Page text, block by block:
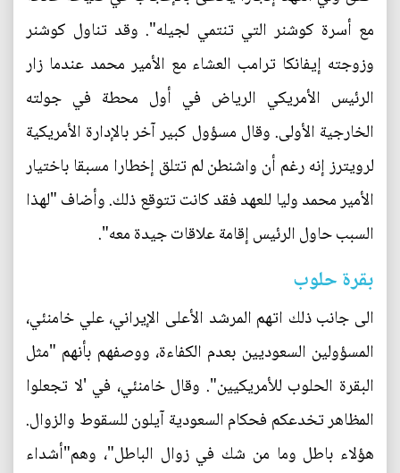
مع أسرة كوشنر التي تنتمي لجيله". وقد تناول كوشنر
وزوجته إيفانكا ترامب العشاء مع الأمير محمد عندما زار
الرئيس الأمريكي الرياض في أول محطة في جولته
الخارجية الأولى. وقال مسؤول كبير آخر بالإدارة الأمريكية
لرويترز إنه رغم أن واشنطن لم تتلق إخطارا مسبقا باختيار
الأمير محمد وليا للعهد فقد كانت تتوقع ذلك. وأضاف "لهذا
السبب حاول الرئيس إقامة علاقات جيدة معه".
بقرة حلوب
الى جانب ذلك اتهم المرشد الأعلى الإيراني، علي خامنئي،
المسؤولين السعوديين بعدم الكفاءة، ووصفهم بأنهم "مثل
البقرة الحلوب للأمريكيين". وقال خامنئي، في 'لا تجعلوا
المظاهر تخدعكم فحكام السعودية آيلون للسقوط والزوال.
هؤلاء باطل وما من شك في زوال الباطل"، وهم"أشداء